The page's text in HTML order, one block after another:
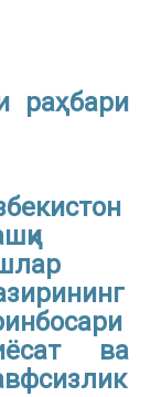
раҳбари
ва